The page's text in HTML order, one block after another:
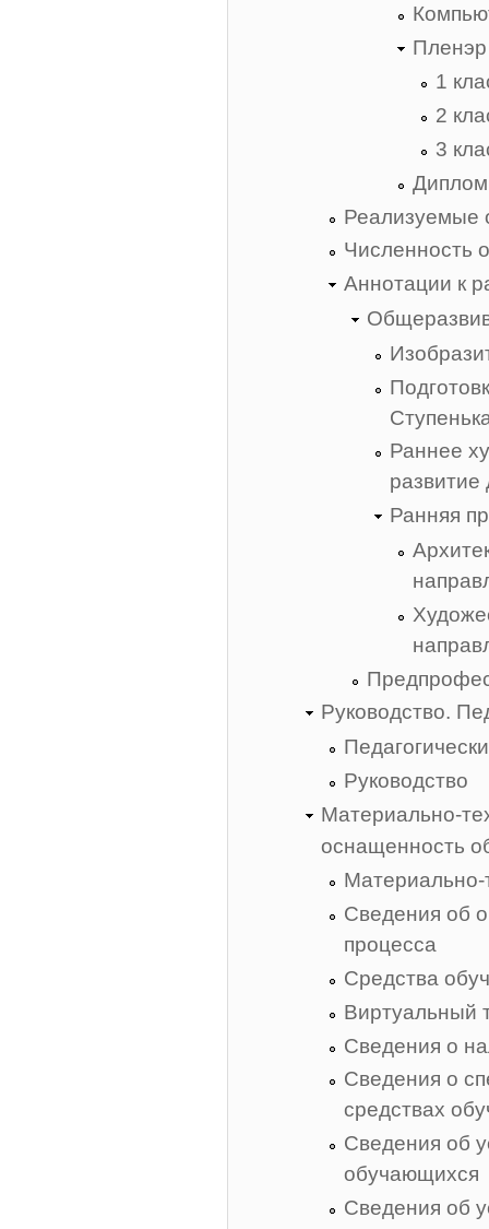
Пленэр
1
2
3
Реализуемые
Численность
Аннотации к
Раннее
развитие
Ранняя
Руководство.
Руководство
Материально-
оснащенность
Сведения об
процесса
Средства
Виртуальный
Сведения о
Сведения о
средствах
Сведения об
обучающихся
Сведения об